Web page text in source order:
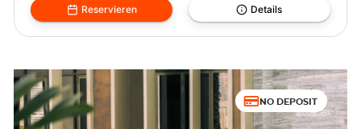
Reservieren Details
NO DEPOSIT